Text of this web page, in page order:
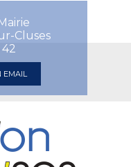
Cluses
EMAIL